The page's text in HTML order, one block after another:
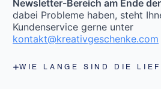
Newsletter-Bereich am Ende
dabei Probleme haben, steht
Kundenservice gerne unter
kontakt@kreativgeschenke.com
WIE LANGE SIND DIE